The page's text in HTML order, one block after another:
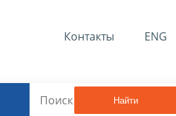
Контакты ENG
Найти